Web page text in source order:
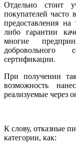
Отдельно стоит
покупателей часто
предоставления на
либо гарантии
многие
добровольного
сертификации.
При получении
возможность
реализуемые через
К слову, отказные
категории, как: